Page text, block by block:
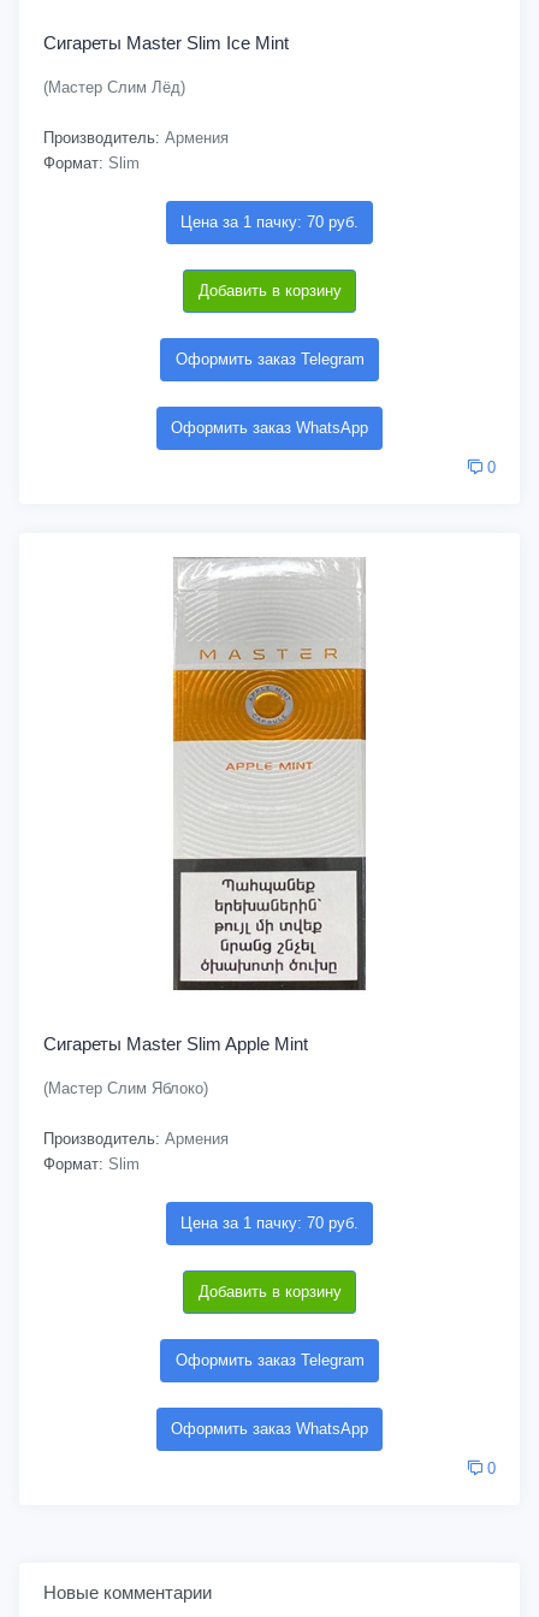
Сигареты Master Slim Ice Mint
(Мастер Слим Лёд)
Производитель: Армения
Формат: Slim
Цена за 1 пачку: 70 руб.
Добавить в корзину
Оформить заказ Telegram
Оформить заказ WhatsApp
0
Сигареты Master Slim Apple Mint
(Мастер Слим Яблоко)
Производитель: Армения
Формат: Slim
Цена за 1 пачку: 70 руб.
Добавить в корзину
Оформить заказ Telegram
Оформить заказ WhatsApp
0
Новые комментарии